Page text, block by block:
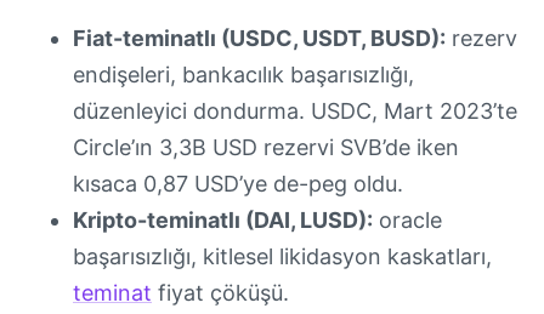
Fiat-teminatlı (USDC, USDT, BUSD): rezerv
endişeleri, bankacılık başarısızlığı,
düzenleyici dondurma. USDC, Mart 2023’te
Circle’ın 3,3B USD rezervi SVB’de iken
kısaca 0,87 USD’ye de-peg oldu.
Kripto-teminatlı (DAI, LUSD): oracle
başarısızlığı, kitlesel likidasyon kaskatları,
teminat fiyat çöküşü.